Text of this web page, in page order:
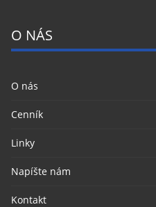
O NÁS
O nás
Cenník
Linky
Napíšte nám
Kontakt